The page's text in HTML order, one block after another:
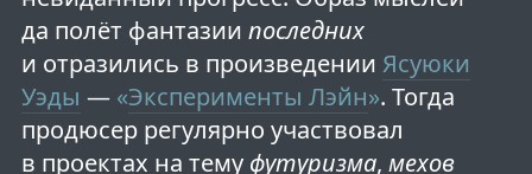
да полёт фантазии последних
и отразились в произведении Ясуюки
Уэды — «Эксперименты Лэйн». Тогда
продюсер регулярно участвовал
в проектах на тему футуризма, мехов